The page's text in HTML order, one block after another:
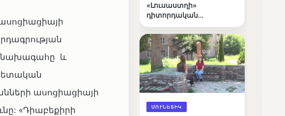
նախագահը և
ասոցիացիայի
«Դիաբեքիրի
«Լուսաստղի»
դիտորդական
արդյունքները
ՄՈՒՆԵՏԻԿ